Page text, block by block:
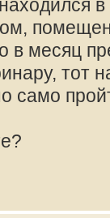
в месяц
тот
само